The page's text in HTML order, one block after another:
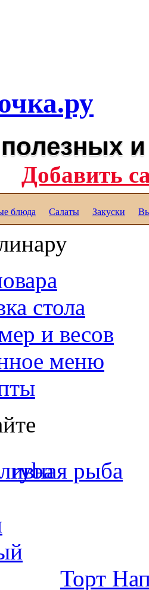
Добавить
блюда Салаты Закуски
стола
и весов
меню
рыба
Торт